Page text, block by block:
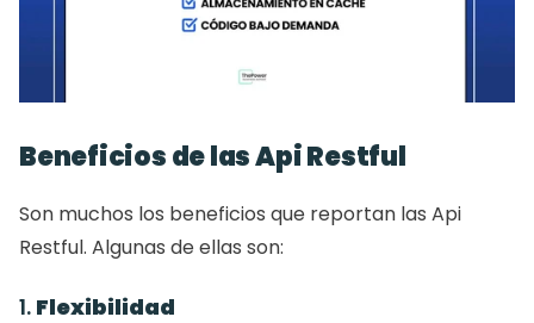
Beneficios de las Api Restful
Son muchos los beneficios que reportan las Api
Restful. Algunas de ellas son:
1. Flexibilidad